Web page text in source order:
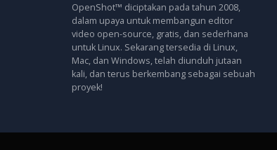
OpenShot™ diciptakan pada tahun 2008,
dalam upaya untuk membangun editor
video open-source, gratis, dan sederhana
untuk Linux. Sekarang tersedia di Linux,
Mac, dan Windows, telah diunduh jutaan
kali, dan terus berkembang sebagai sebuah
proyek!